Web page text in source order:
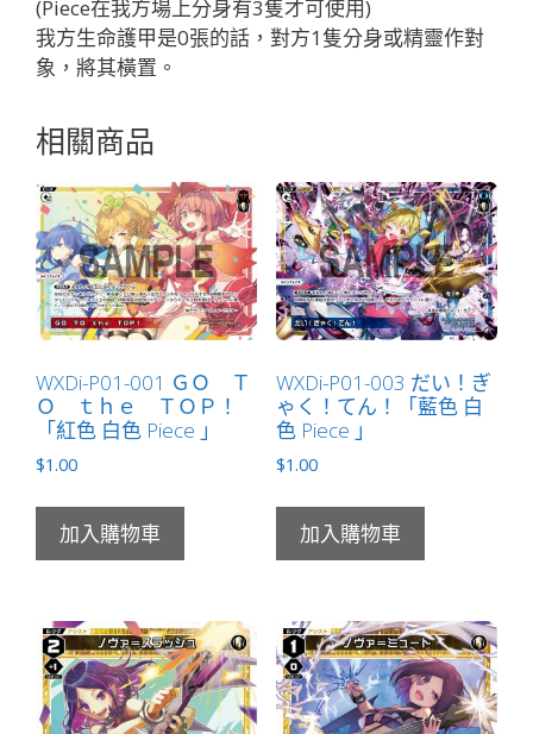
Ａ
Ｐ
●「無
Piece
數
量
(Piece在我方場上分身有3隻才可使用)
我方生命護甲是0張的話，對方1隻分身或精靈作對
象，將其橫置。
相關商品
WXDi-P01-001 ＧＯ Ｔ
Ｏ ｔｈｅ ＴＯＰ！
「紅色 白色 Piece 」
$1.00
加入購物車
WXDi-P01-003 だい！ぎ
ゃく！てん！「藍色 白
色 Piece 」
$1.00
加入購物車